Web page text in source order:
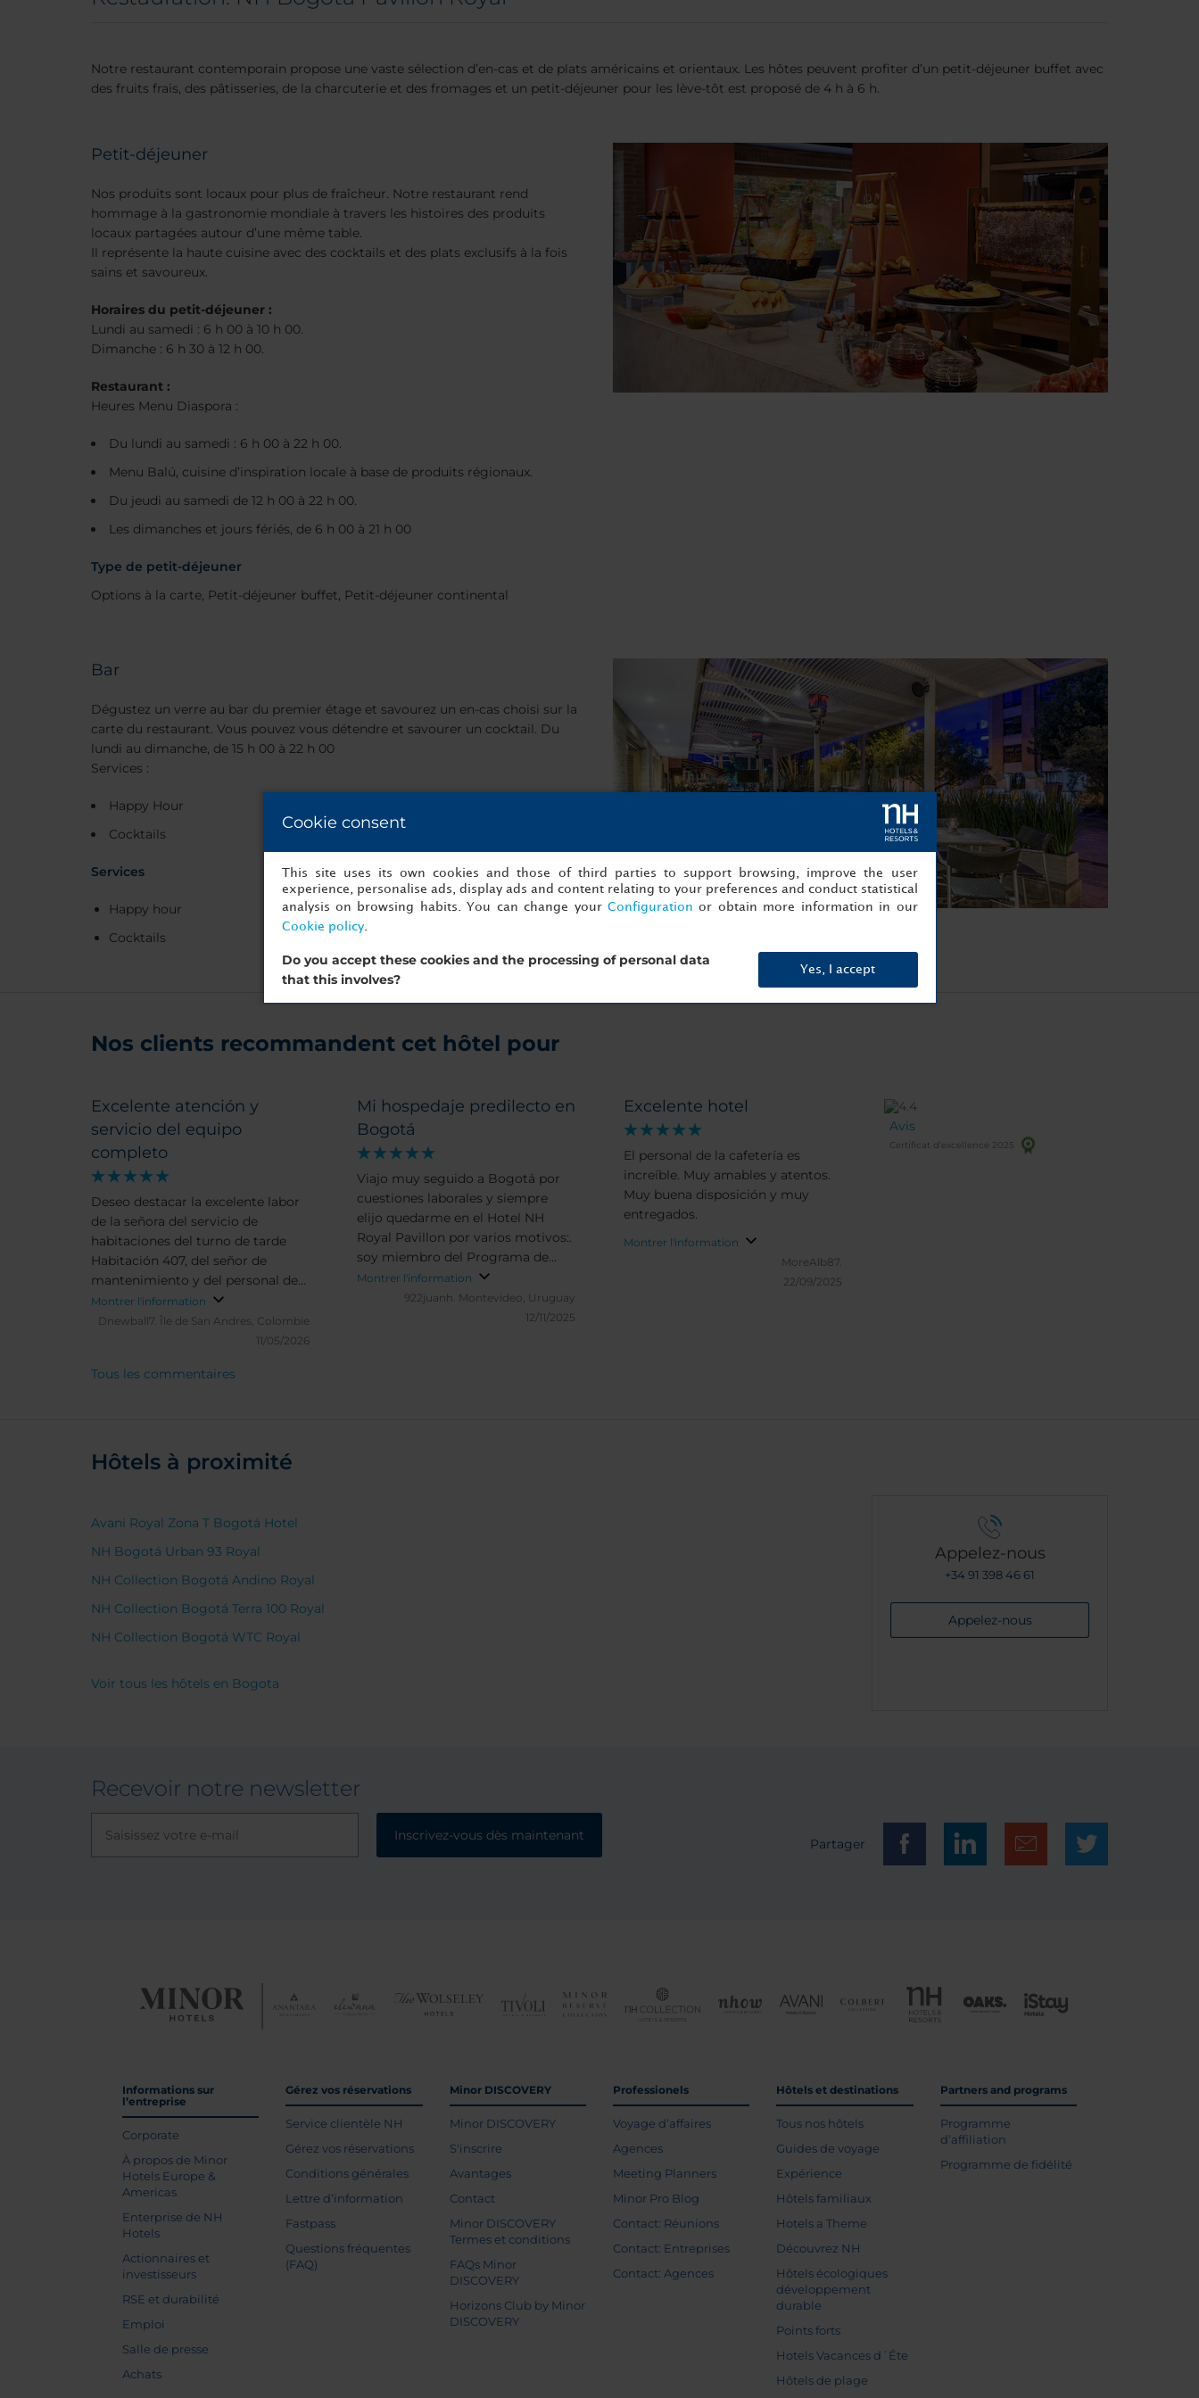
Notre restaurant contemporain propose une vaste sélection d’en-cas et de plats américains et orientaux. Les hôtes peuvent profiter d’un petit-déjeuner buffet avec
des fruits frais, des pâtisseries, de la charcuterie et des fromages et un petit-déjeuner pour les lève-tôt est proposé de 4 h à 6 h.
Petit-déjeuner
Nos produits sont locaux pour plus de fraîcheur. Notre restaurant rend
hommage à la gastronomie mondiale à travers les histoires des produits
locaux partagées autour d’une même table.
Il représente la haute cuisine avec des cocktails et des plats exclusifs à la fois
sains et savoureux.
Horaires du petit-déjeuner :
Lundi au samedi : 6 h 00 à 10 h 00.
Dimanche : 6 h 30 à 12 h 00.
Restaurant :
Heures Menu Diaspora :
Du lundi au samedi : 6 h 00 à 22 h 00.
Menu Balú, cuisine d’inspiration locale à base de produits régionaux.
Du jeudi au samedi de 12 h 00 à 22 h 00.
Les dimanches et jours fériés, de 6 h 00 à 21 h 00
Type de petit-déjeuner
Options à la carte, Petit-déjeuner buffet, Petit-déjeuner continental
Bar
Dégustez un verre au bar du premier étage et savourez un en-cas choisi sur la
carte du restaurant. Vous pouvez vous détendre et savourer un cocktail. Du
lundi au dimanche, de 15 h 00 à 22 h 00
Services :
Happy Hour
Cocktails
Services
Happy hour
Cocktails
Nos clients recommandent cet hôtel pour
Excelente atención y
servicio del equipo
completo
Deseo destacar la excelente labor
de la señora del servicio de
habitaciones del turno de tarde
Habitación 407, del señor de
mantenimiento y del personal de
recepción, tanto el señor como la
joven. Todos ellos se distinguieron
profesionalismo y disposición
Recomiendo ampliamentDeseo
destacar la excelente labor de la
del turno de tarde Habitación 407,
del señor de mantenimiento y del
personal de recepción, tanto el
señor como la joven. Todos ellos se
gestión, disponibilidad y
amabilidad. Su profesionalismo y
estadía una experiencia
su servicio
Montrer l'information
Dnewball7. Île de San Andres, Colombie
11/05/2026
Mi hospedaje predilecto en
Bogotá
Viajo muy seguido a Bogotá por
cuestiones laborales y siempre
elijo quedarme en el Hotel NH
Royal Pavillon por varios motivos:.
soy miembro del Programa de
Fidelización (Minor), la ubicación
es excelente (en el Parque de la 93,
zona super segura, con muchas
Montrer l'information
922juanh. Montevideo, Uruguay
12/11/2025
Excelente hotel
El personal de la cafetería es
increíble. Muy amables y atentos.
Muy buena disposición y muy
entregados.
Montrer l'information
MoreAlb87.
22/09/2025
Avis
Certificat d’excellence 2025
Tous les commentaires
Hôtels à proximité
Avani Royal Zona T Bogotá Hotel
NH Bogotá Urban 93 Royal
NH Collection Bogotá Andino Royal
NH Collection Bogotá Terra 100 Royal
NH Collection Bogotá WTC Royal
Voir tous les hôtels en Bogota
Appelez-nous
+34 91 398 46 61
Appelez-nous
Recevoir notre newsletter
Inscrivez-vous dès maintenant
Partager
Informations sur
l’entreprise
Corporate
À propos de Minor
Hotels Europe &
Americas
Enterprise de NH
Hotels
Actionnaires et
investisseurs
RSE et durabilité
Emploi
Salle de presse
Achats
Gérez vos réservations
Service clientèle NH
Gérez vos réservations
Conditions générales
Lettre d’information
Fastpass
Questions fréquentes
(FAQ)
Minor DISCOVERY
Minor DISCOVERY
S'inscrire
Avantages
Contact
Minor DISCOVERY
Termes et conditions
FAQs Minor
DISCOVERY
Horizons Club by Minor
DISCOVERY
Professionels
Voyage d’affaires
Agences
Meeting Planners
Minor Pro Blog
Contact: Réunions
Contact: Entreprises
Contact: Agences
Hôtels et destinations
Tous nos hôtels
Guides de voyage
Expérience
Hôtels familiaux
Hotels a Theme
Découvrez NH
Hôtels écologiques
développement
durable
Points forts
Hotels Vacances d´Éte
Hôtels de plage
Partners and programs
Programme
d’affiliation
Programme de fidélité
Cookie consent
This site uses its own cookies and those of third parties to support browsing, improve the user
experience, personalise ads, display ads and content relating to your preferences and conduct statistical
analysis on browsing habits. You can change your Configuration or obtain more information in our
Cookie policy.
Do you accept these cookies and the processing of personal data
that this involves?
Yes, I accept